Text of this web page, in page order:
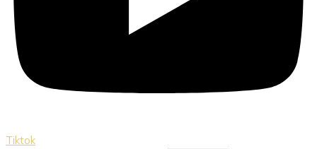
Tiktok